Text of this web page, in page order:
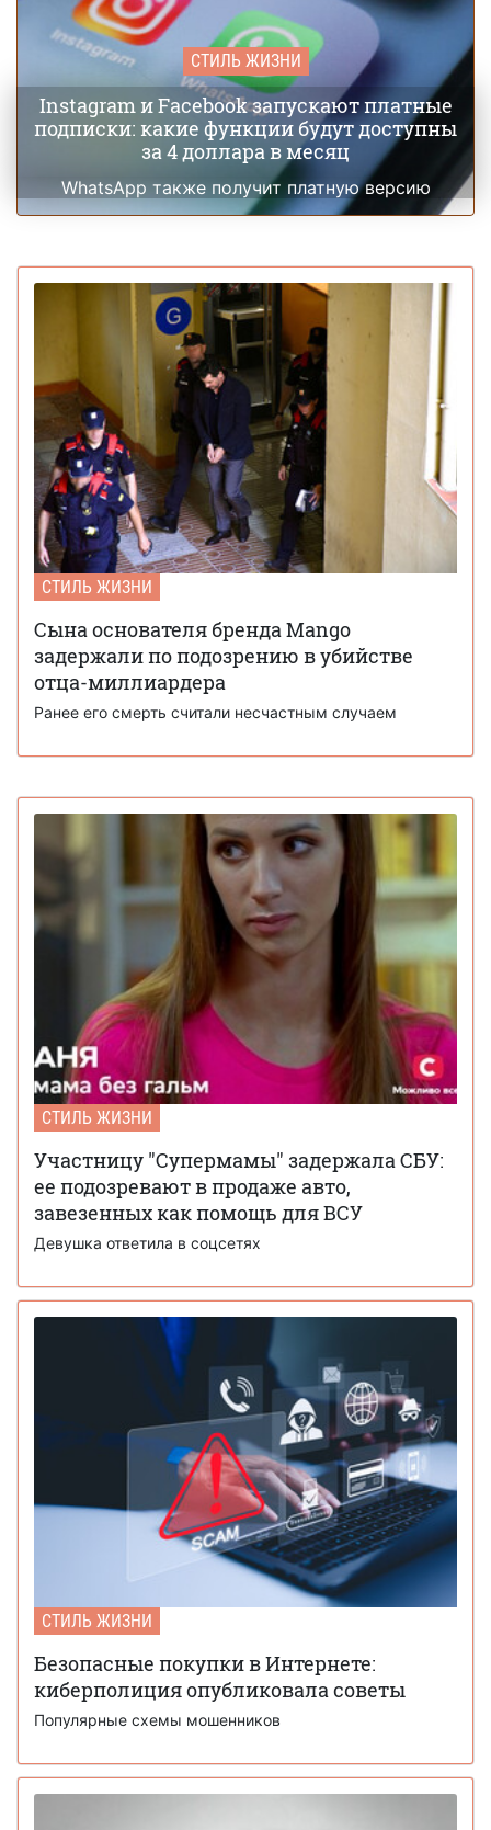
СТИЛЬ ЖИЗНИ
Instagram и Facebook запускают платные
подписки: какие функции будут доступны
за 4 доллара в месяц
WhatsApp также получит платную версию
СТИЛЬ ЖИЗНИ
Сына основателя бренда Mango
задержали по подозрению в убийстве
отца-миллиардера
Ранее его смерть считали несчастным случаем
СТИЛЬ ЖИЗНИ
Участницу "Супермамы" задержала СБУ:
ее подозревают в продаже авто,
завезенных как помощь для ВСУ
Девушка ответила в соцсетях
СТИЛЬ ЖИЗНИ
Безопасные покупки в Интернете:
киберполиция опубликовала советы
Популярные схемы мошенников